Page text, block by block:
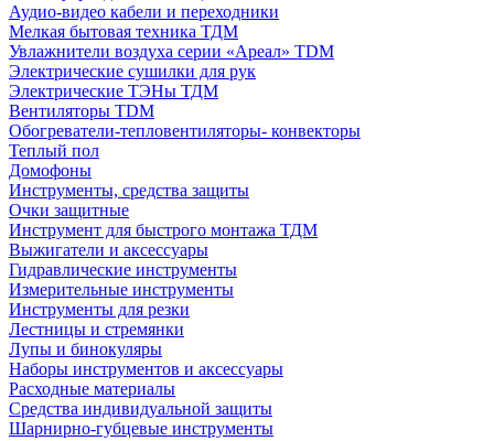
Аудио-видео кабели и переходники
Мелкая бытовая техника ТДМ
Увлажнители воздуха серии «Ареал» TDM
Электрические сушилки для рук
Электрические ТЭНы ТДМ
Вентиляторы TDM
Обогреватели-тепловентиляторы- конвекторы
Теплый пол
Домофоны
Инструменты, средства защиты
Очки защитные
Инструмент для быстрого монтажа ТДМ
Выжигатели и аксессуары
Гидравлические инструменты
Измерительные инструменты
Инструменты для резки
Лестницы и стремянки
Лупы и бинокуляры
Наборы инструментов и аксессуары
Расходные материалы
Средства индивидуальной защиты
Шарнирно-губцевые инструменты